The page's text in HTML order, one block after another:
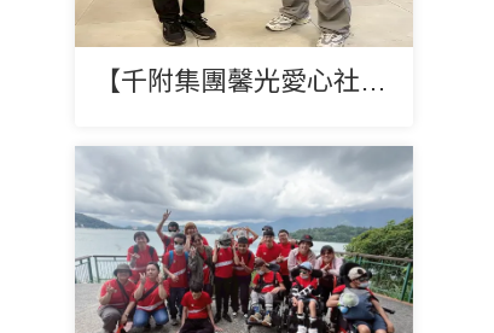
【千附集團馨光愛心社一日遊-花露休閒農場】